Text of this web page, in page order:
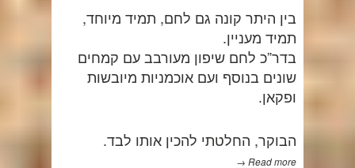
בין היתר קונה גם לחם, תמיד מיוחד,
תמיד מעניין.
בדר”כ לחם שיפון מעורבב עם קמחים
שונים בנוסף ועם אוכמניות מיובשות
ופקאן.
הבוקר, החלטתי להכין אותו לבד.
Read more →